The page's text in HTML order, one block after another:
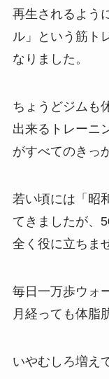
再生されるよう
ル」という筋ト
なりました。
ちょうどジムも
出来るトレーニ
がすべてのきっ
若い頃には「昭
てきましたが、
全く役に立ちま
毎日一万歩ウォ
月経っても体脂
いやむしろ増え